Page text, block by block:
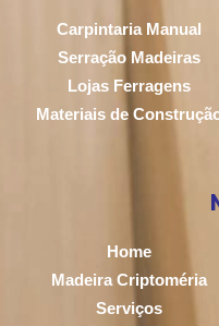
Carpintaria Manual
Serração Madeiras
Lojas Ferragens
Materiais de
Home
Madeira Criptoméria
Serviços